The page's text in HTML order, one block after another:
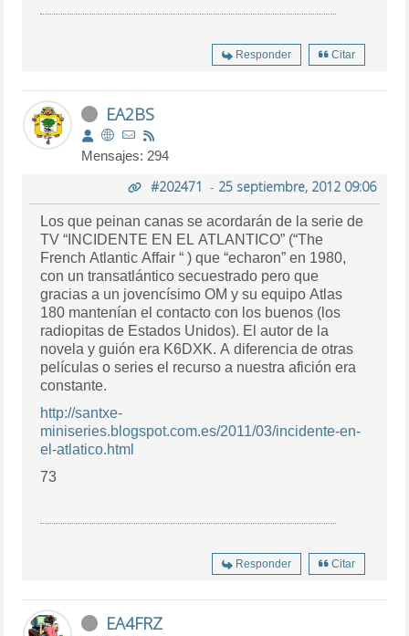
Responder Citar
EA2BS
Mensajes: 294
#202471 - 25 septiembre, 2012 09:06
Los que peinan canas se acordarán de la serie de
TV “INCIDENTE EN EL ATLANTICO” (“The
French Atlantic Affair “ ) que “echaron” en 1980,
con un transatlántico secuestrado pero que
gracias a un jovencísimo OM y su equipo Atlas
180 mantenían el contacto con los buenos (los
radiopitas de Estados Unidos). El autor de la
novela y guión era K6DXK. A diferencia de otras
películas o series el recurso a nuestra afición era
constante.
http://santxe-
miniseries.blogspot.com.es/2011/03/incidente-en-
el-atlatico.html
73
Responder Citar
EA4FRZ